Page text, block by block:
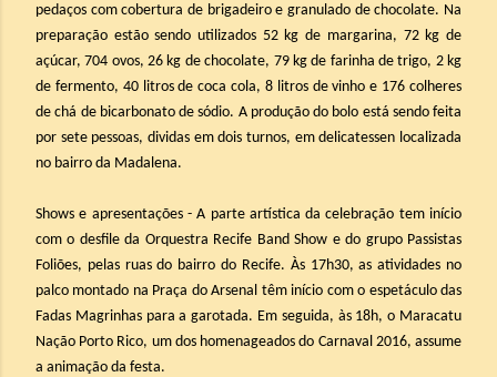
pedaços com cobertura de brigadeiro e granulado de chocolate. Na
preparação estão sendo utilizados 52 kg de margarina, 72 kg de
açúcar, 704 ovos, 26 kg de chocolate, 79 kg de farinha de trigo, 2 kg
de fermento, 40 litros de coca cola, 8 litros de vinho e 176 colheres
de chá de bicarbonato de sódio. A produção do bolo está sendo feita
por sete pessoas, dividas em dois turnos, em delicatessen localizada
no bairro da Madalena.
Shows e apresentações - A parte artística da celebração tem início
com o desfile da Orquestra Recife Band Show e do grupo Passistas
Foliões, pelas ruas do bairro do Recife. Às 17h30, as atividades no
palco montado na Praça do Arsenal têm início com o espetáculo das
Fadas Magrinhas para a garotada. Em seguida, às 18h, o Maracatu
Nação Porto Rico, um dos homenageados do Carnaval 2016, assume
a animação da festa.